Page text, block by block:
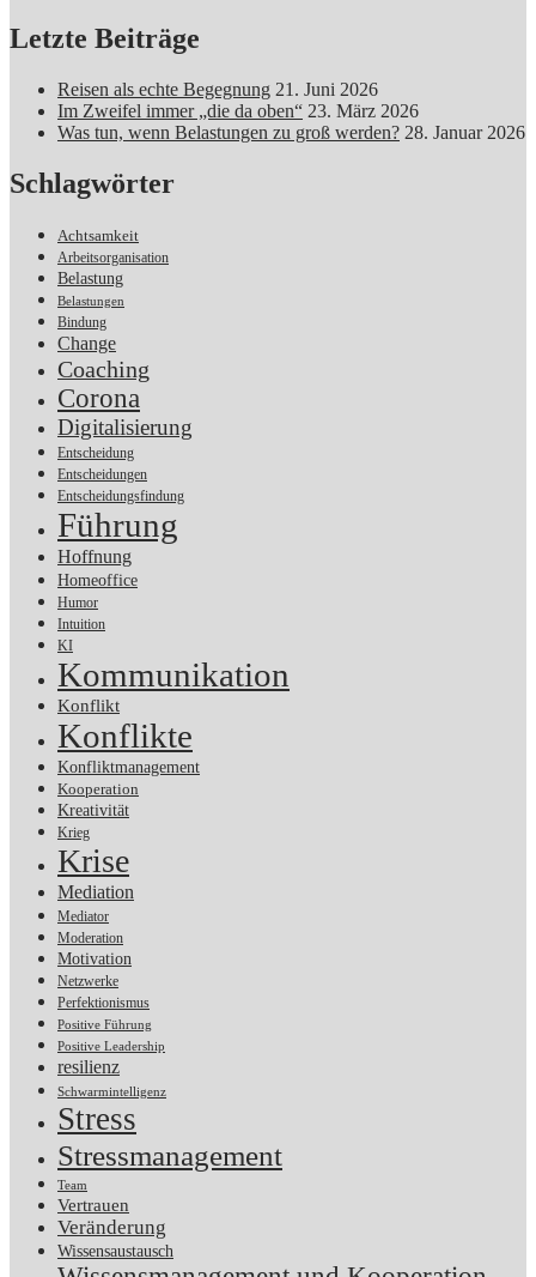
Letzte Beiträge
Reisen als echte Begegnung 21. Juni 2026
Im Zweifel immer „die da oben“ 23. März 2026
Was tun, wenn Belastungen zu groß werden? 28. Januar 2026
Schlagwörter
Achtsamkeit
Arbeitsorganisation
Belastung
Belastungen
Bindung
Change
Coaching
Corona
Digitalisierung
Entscheidung
Entscheidungen
Entscheidungsfindung
Führung
Hoffnung
Homeoffice
Humor
Intuition
KI
Kommunikation
Konflikt
Konflikte
Konfliktmanagement
Kooperation
Kreativität
Krieg
Krise
Mediation
Mediator
Moderation
Motivation
Netzwerke
Perfektionismus
Positive Führung
Positive Leadership
resilienz
Schwarmintelligenz
Stress
Stressmanagement
Team
Vertrauen
Veränderung
Wissensaustausch